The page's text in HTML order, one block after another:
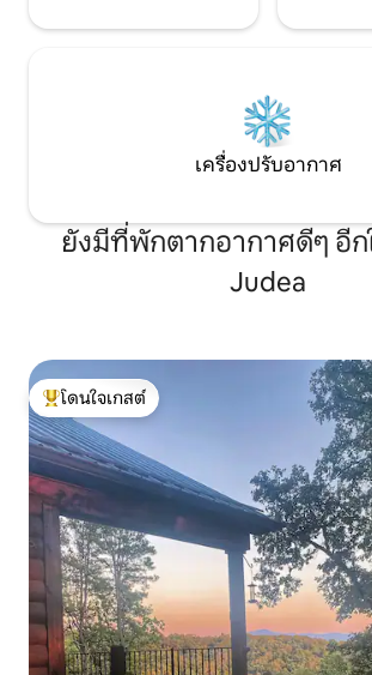
เครื่องปรับอากาศ
ยังมีที่พักตากอากาศดีๆ อีก
Judea
โดนใจเกสต์ที่สุด
โดนใจเกสต์